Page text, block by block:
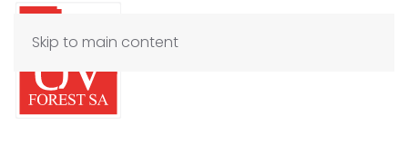
Skip to main content